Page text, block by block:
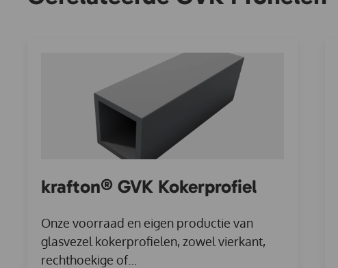
krafton® GVK Kokerprofiel
Onze voorraad en eigen productie van
glasvezel kokerprofielen, zowel vierkant,
rechthoekige of…